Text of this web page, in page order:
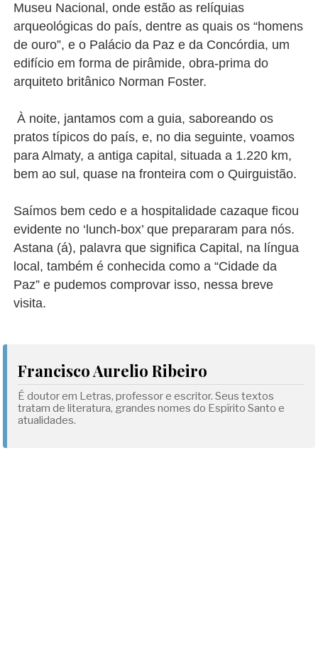
Museu Nacional, onde estão as relíquias
arqueológicas do país, dentre as quais os “homens
de ouro”, e o Palácio da Paz e da Concórdia, um
edifício em forma de pirâmide, obra-prima do
arquiteto britânico Norman Foster.
À noite, jantamos com a guia, saboreando os
pratos típicos do país, e, no dia seguinte, voamos
para Almaty, a antiga capital, situada a 1.220 km,
bem ao sul, quase na fronteira com o Quirguistão.
Saímos bem cedo e a hospitalidade cazaque ficou
evidente no ‘lunch-box’ que prepararam para nós.
Astana (á), palavra que significa Capital, na língua
local, também é conhecida como a “Cidade da
Paz” e pudemos comprovar isso, nessa breve
visita.
Francisco Aurelio Ribeiro
É doutor em Letras, professor e escritor. Seus textos
tratam de literatura, grandes nomes do Espírito Santo e
atualidades.